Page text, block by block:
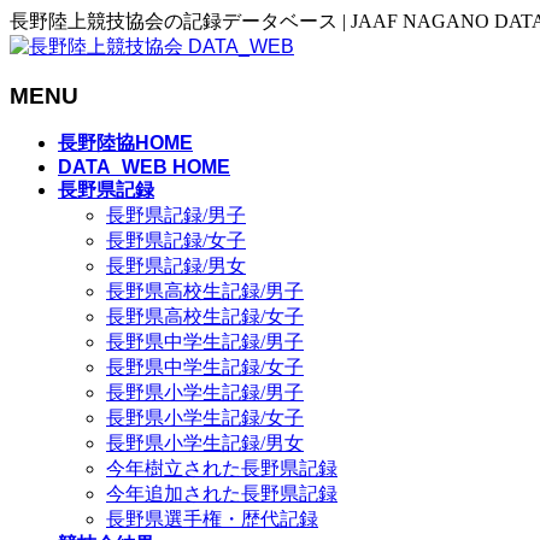
長野陸上競技協会の記録データベース | JAAF NAGANO
MENU
長野陸協HOME
DATA_WEB HOME
長野県記録
長野県記録/男子
長野県記録/女子
長野県記録/男女
長野県高校生記録/男子
長野県高校生記録/女子
長野県中学生記録/男子
長野県中学生記録/女子
長野県小学生記録/男子
長野県小学生記録/女子
長野県小学生記録/男女
今年樹立された長野県記録
今年追加された長野県記録
長野県選手権・歴代記録